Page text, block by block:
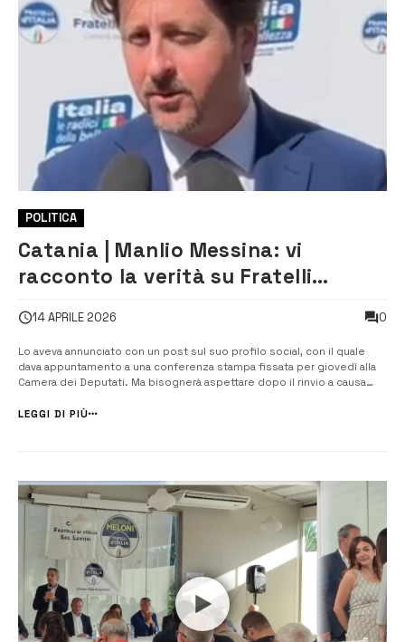
POLITICA
Catania | Manlio Messina: vi
racconto la verità su Fratelli
14 APRILE 2026 0
Lo aveva annunciato con un post sul suo profilo social, con il quale
dava appuntamento a una conferenza stampa fissata per giovedì alla
Camera dei Deputati. Ma bisognerà aspettare dopo il rinvio a causa
conferenza era in un primo tempo stata fissata per martedì prossimo,
LEGGI DI PIÙ